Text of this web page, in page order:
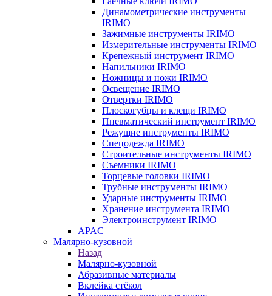
Динамометрические инструменты
IRIMO
Зажимные инструменты IRIMO
Измерительные инструменты IRIMO
Крепежный инструмент IRIMO
Напильники IRIMO
Ножницы и ножи IRIMO
Освещение IRIMO
Отвертки IRIMO
Плоскогубцы и клещи IRIMO
Пневматический инструмент IRIMO
Режущие инструменты IRIMO
Спецодежда IRIMO
Строительные инструменты IRIMO
Съемники IRIMO
Торцевые головки IRIMO
Трубные инструменты IRIMO
Ударные инструменты IRIMO
Хранение инструмента IRIMO
Электроинструмент IRIMO
APAC
Малярно-кузовной
Назад
Малярно-кузовной
Абразивные материалы
Вклейка стёкол